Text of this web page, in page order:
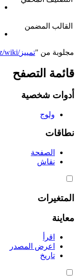
القالب المضمن
مجلوبة من "https://genderiyya.xyz/wiki/تمييز
قائمة التصفح
أدوات شخصية
ولوج
نطاقات
الصفحة
نقاش
المتغيرات
معاينة
اقرأ
اعرض المصدر
تاريخ